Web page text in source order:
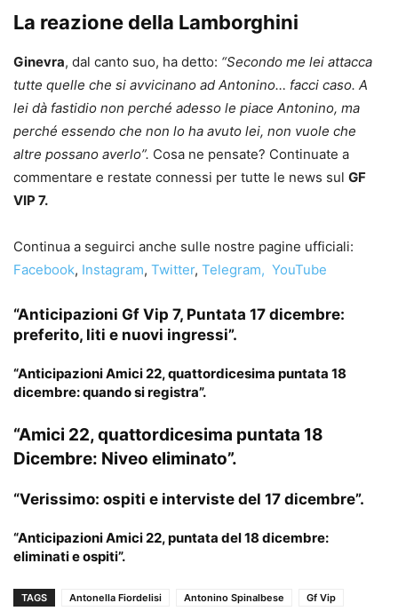
La reazione della Lamborghini
Ginevra, dal canto suo, ha detto: “Secondo me lei attacca
tutte quelle che si avvicinano ad Antonino… facci caso. A
lei dà fastidio non perché adesso le piace Antonino, ma
perché essendo che non lo ha avuto lei, non vuole che
altre possano averlo”. Cosa ne pensate? Continuate a
commentare e restate connessi per tutte le news sul GF
VIP 7.
Continua a seguirci anche sulle nostre pagine ufficiali:
Facebook, Instagram, Twitter, Telegram, YouTube
“Anticipazioni Gf Vip 7, Puntata 17 dicembre:
preferito, liti e nuovi ingressi”.
“Anticipazioni Amici 22, quattordicesima puntata 18
dicembre: quando si registra”.
“Amici 22, quattordicesima puntata 18
Dicembre: Niveo eliminato”.
“Verissimo: ospiti e interviste del 17 dicembre”.
“Anticipazioni Amici 22, puntata del 18 dicembre:
eliminati e ospiti”.
TAGS Antonella Fiordelisi Antonino Spinalbese
Gf Vip